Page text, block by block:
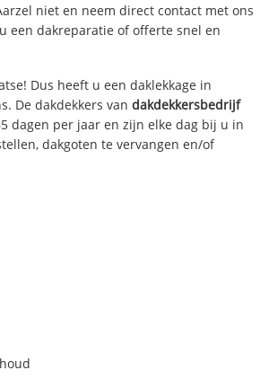
niet en neem direct contact met ons
een dakreparatie of offerte snel en
Dus heeft u een daklekkage in
De dakdekkers van dakdekkersbedrijf
dagen per jaar en zijn elke dag bij u in
dakgoten te vervangen en/of